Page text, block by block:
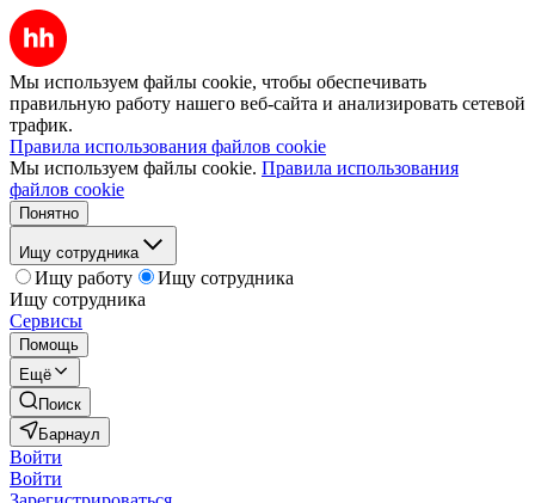
Мы используем файлы cookie, чтобы обеспечивать
правильную работу нашего веб-сайта и анализировать сетевой
трафик.
Правила использования файлов cookie
Мы используем файлы cookie. Правила использования
файлов cookie
Понятно
Ищу сотрудника
Ищу работу
Ищу сотрудника
Ищу сотрудника
Сервисы
Помощь
Ещё
Поиск
Барнаул
Войти
Войти